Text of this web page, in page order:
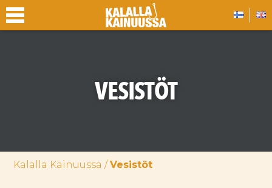
VESISTÖT
Kalalla Kainuussa /Vesistöt